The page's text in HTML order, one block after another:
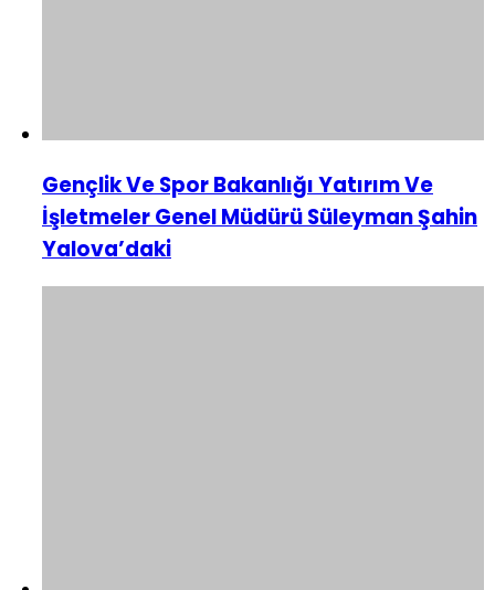
Gençlik Ve Spor Bakanlığı Yatırım Ve
İşletmeler Genel Müdürü Süleyman Şahin
Yalova’daki